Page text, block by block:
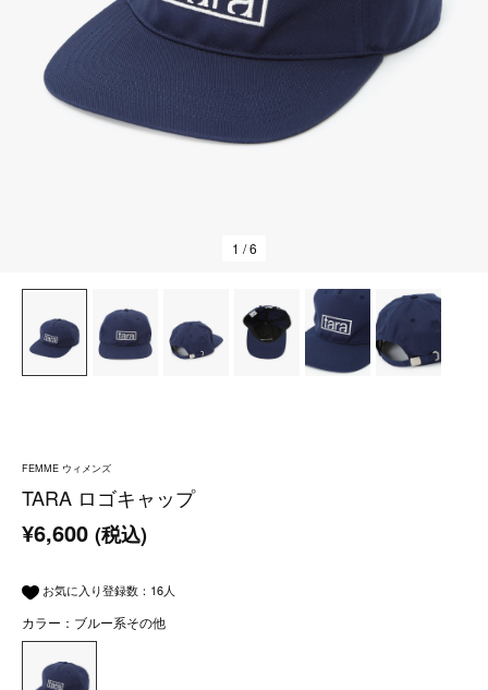
1 / 6
FEMME ウィメンズ
TARA ロゴキャップ
¥6,600 (税込)
お気に入り登録数： 16人
カラー：ブルー系その他